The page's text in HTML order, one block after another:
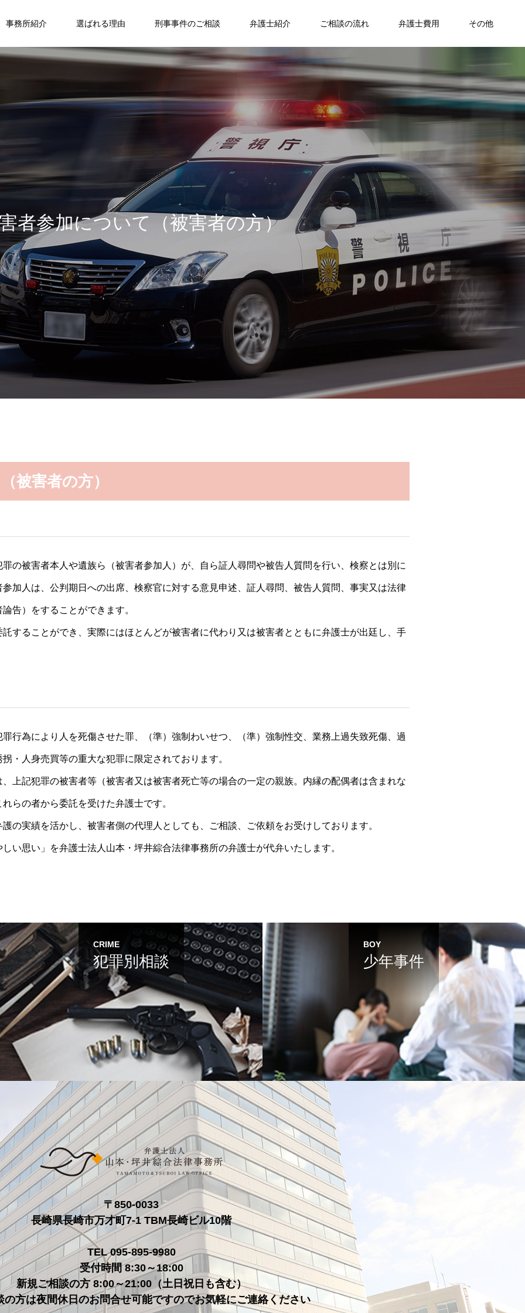
事務所紹介 選ばれる理由 刑事事件のご相談 弁護士紹介 ご相談の流れ 弁護士費用 その他
者参加について （被害者の方）
被害者の方）
の被害者本人や遺族ら（被害者参加人）が、自ら証人尋問や被告人質問を行い、検察とは別に
加人は、公判期日への出席、検察官に対する意見申述、証人尋問、被告人質問、事実又は法律
告）をすることができます。
することができ、実際にはほとんどが被害者に代わり又は被害者とともに弁護士が出廷し、手
行為により人を死傷させた罪、（準）強制わいせつ、（準）強制性交、業務上過失致死傷、過
・人身売買等の重大な犯罪に限定されております。
上記犯罪の被害者等（被害者又は被害者死亡等の場合の一定の親族。内縁の配偶者は含まれな
らの者から委託を受けた弁護士です。
の実績を活かし、被害者側の代理人としても、ご相談、ご依頼をお受けしております。
い思い」を弁護士法人山本・坪井綜合法律事務所の弁護士が代弁いたします。
CRIME
犯罪別相談
BOY
少年事件
〒850-0033
長崎県長崎市万才町7-1 TBM長崎ビル10階
TEL 095-895-9980
受付時間 8:30～18:00
新規ご相談の方 8:00～21:00（土日祝日も含む）
の方は夜間休日のお問合せ可能ですのでお気軽にご連絡ください